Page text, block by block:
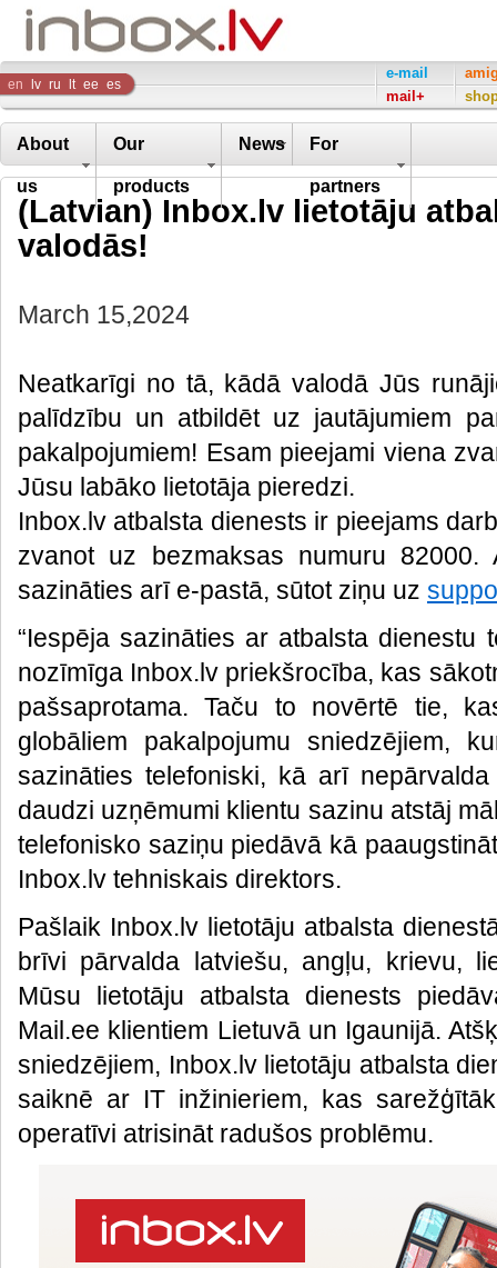
Inbox
Company
en lv ru lt ee es
e-mail
mail+
About
us
Our
products
News For
partners
(Latvian) Inbox.lv lietotāju
valodās!
March 15,2024
Neatkarīgi no tā, kādā valodā Jūs
palīdzību un atbildēt uz jautājumiem
pakalpojumiem! Esam pieejami viena
Jūsu labāko lietotāja pieredzi.
Inbox.lv atbalsta dienests ir pieejams
zvanot uz bezmaksas numuru
sazināties arī e-pastā, sūtot ziņu uz
“Iespēja sazināties ar atbalsta dienestu
nozīmīga Inbox.lv priekšrocība, kas
pašsaprotama. Taču to novērtē tie,
globāliem pakalpojumu sniedzējiem,
sazināties telefoniski, kā arī
daudzi uzņēmumi klientu sazinu atstāj
telefonisko saziņu piedāvā kā
Inbox.lv tehniskais direktors.
Pašlaik Inbox.lv lietotāju atbalsta
brīvi pārvalda latviešu, angļu, krievu,
Mūsu lietotāju atbalsta dienests
Mail.ee klientiem Lietuvā un Igaunijā.
sniedzējiem, Inbox.lv lietotāju atbalsta
saiknē ar IT inžinieriem, kas
operatīvi atrisināt radušos problēmu.